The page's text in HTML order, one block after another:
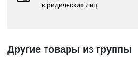
юридических лиц
Другие товары из группы